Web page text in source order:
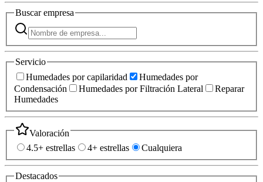
Buscarempresa
Servicio
Humedades por capilaridad
Humedades por
Condensación
Humedades por Filtración Lateral
Reparar
Humedades
Valoración
4.5+ estrellas
4+ estrellas Cualquiera
Destacados